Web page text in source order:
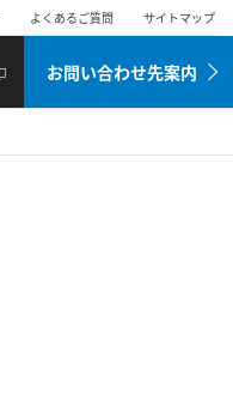
よくあるご質問 サイトマップ
お問い合わせ先案内